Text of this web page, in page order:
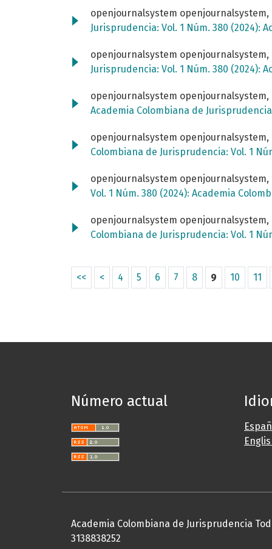
openjournalsystem openjournalsystem,
Jurisprudencia: Vol. 1 Núm. 380 (2024):
openjournalsystem openjournalsystem,
Jurisprudencia: Vol. 1 Núm. 380 (2024):
openjournalsystem openjournalsystem,
Academia Colombiana de
openjournalsystem openjournalsystem,
Colombiana de Jurisprudencia: Vol. 1
openjournalsystem openjournalsystem,
Vol. 1 Núm. 380 (2024): Academia
openjournalsystem openjournalsystem,
Colombiana de Jurisprudencia: Vol. 1
<< < 4 5 6 7 8 9 10 11
Número actual
Academia Colombiana de Jurisprudencia
3138838252